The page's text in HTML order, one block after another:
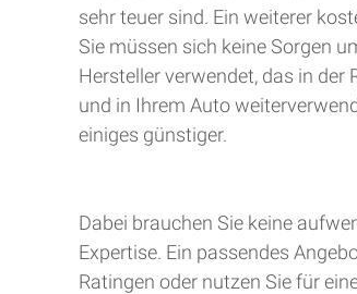
sehr teuer sind. Ein weiterer
Sie müssen sich keine Sorgen
Hersteller verwendet, das in der
und in Ihrem Auto
einiges günstiger.
Dabei brauchen Sie keine
Expertise. Ein passendes
Ratingen oder nutzen Sie für